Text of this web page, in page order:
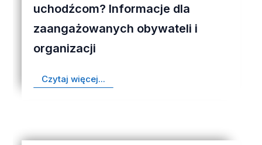
uchodźcom? Informacje dla
zaangażowanych obywateli i
organizacji
Czytaj więcej...